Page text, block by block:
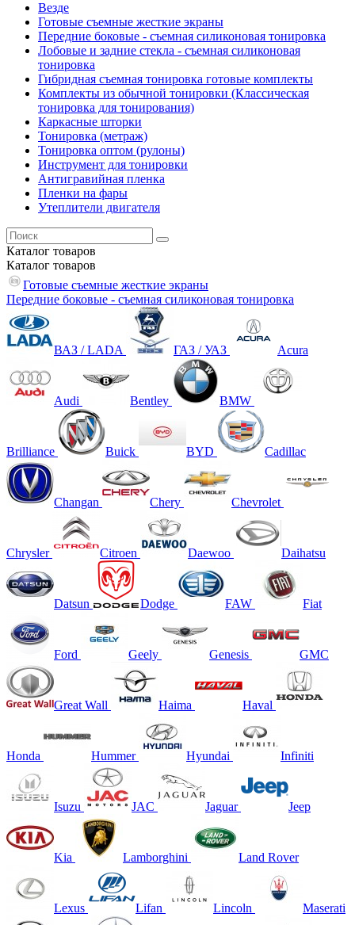
Везде
Готовые съемные жесткие экраны
Передние боковые - съемная силиконовая тонировка
Лобовые и задние стекла - съемная силиконовая
тонировка
Гибридная съемная тонировка готовые комплекты
Комплекты из обычной тонировки (Классическая
тонировка для тонирования)
Каркасные шторки
Тонировка (метраж)
Тонировка оптом (рулоны)
Инструмент для тонировки
Антигравийная пленка
Пленки на фары
Утеплители двигателя
Каталог товаров
Каталог товаров
Готовые съемные жесткие экраны
Передние боковые - съемная силиконовая тонировка
ВАЗ / LADA ГАЗ / УАЗ Acura
Audi Bentley BMW
Brilliance Buick BYD Cadillac
Changan Chery Chevrolet
Chrysler Citroen Daewoo Daihatsu
Datsun Dodge FAW Fiat
Ford Geely Genesis GMC
Great Wall Haima Haval
Honda Hummer Hyundai Infiniti
Isuzu JAC Jaguar Jeep
Kia Lamborghini Land Rover
Lexus Lifan Lincoln Maserati